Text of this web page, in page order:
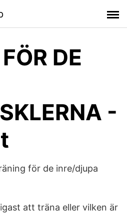
DE
-
för de inre/djupa
att träna eller vilken är